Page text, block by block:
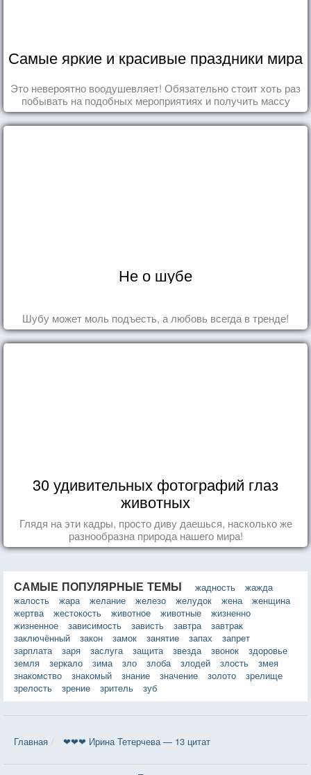
Самые яркие и красивые праздники мира
Это невероятно воодушевляет! Обязательно стоит хоть раз
побывать на подобных мероприятиях и получить массу
впечатлений!
Не о шубе
Шубу может моль подъесть, а любовь всегда в тренде!
30 удивительных фотографий глаз
животных
Глядя на эти кадры, просто диву даешься, насколько же
разнообразна природа нашего мира!
САМЫЕ ПОПУЛЯРНЫЕ ТЕМЫ жадность
жажда
жалость
жара желание железо желудок жена
женщина
жертва
жестокость животное животные
жизненно
жизненное
зависимость зависть завтра
завтрак
заключённый
закон замок занятие запах
запрет
зарплата
заря заслуга защита звезда звонок
здоровье
земля
зеркало зима зло злоба злодей злость
змея
знакомство
знакомый знание значение золото
зрелище
зрелость
зрение зритель зуб
Главная ❤❤❤ Ирина Тетерчева — 13 цитат